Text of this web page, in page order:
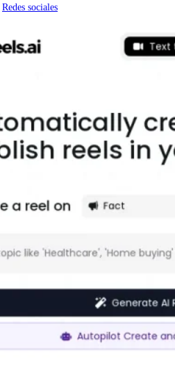
Redes sociales